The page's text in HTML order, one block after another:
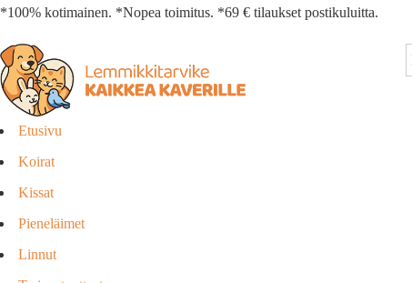
*100% kotimainen. *Nopea toimitus. *69 € tilaukset postikuluitta.
Etusivu
Koirat
Kissat
Pieneläimet
Linnut